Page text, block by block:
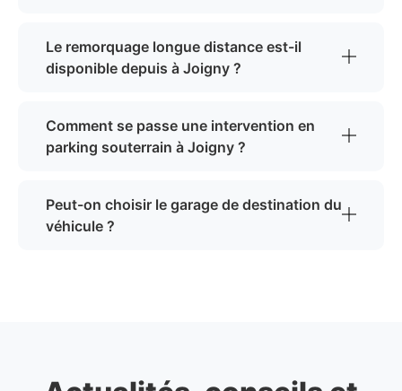
Le remorquage longue distance est-il
disponible depuis à Joigny ?
Comment se passe une intervention en
parking souterrain à Joigny ?
Peut-on choisir le garage de destination du
véhicule ?